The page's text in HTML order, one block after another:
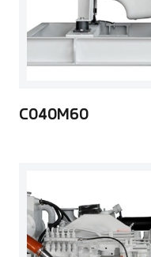
C040M60